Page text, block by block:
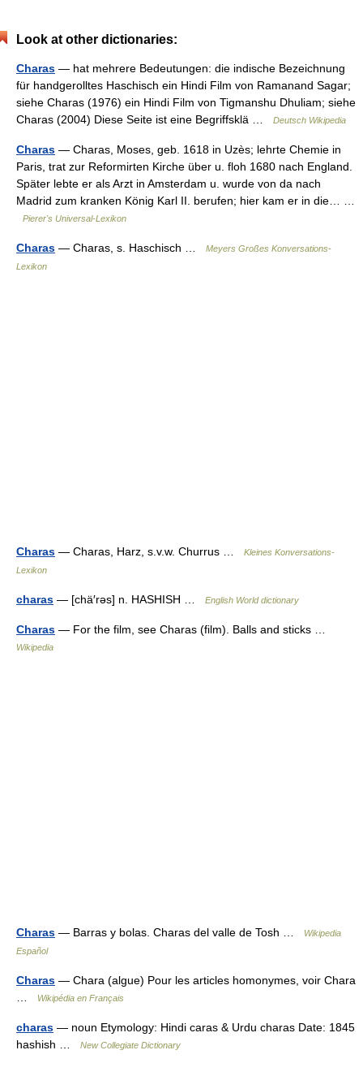
Look at other dictionaries:
Charas — hat mehrere Bedeutungen: die indische Bezeichnung
für handgerolltes Haschisch ein Hindi Film von Ramanand Sagar;
siehe Charas (1976) ein Hindi Film von Tigmanshu Dhuliam; siehe
Charas (2004) Diese Seite ist eine Begriffsklä …
Deutsch Wikipedia
Charas — Charas, Moses, geb. 1618 in Uzès; lehrte Chemie in
Paris, trat zur Reformirten Kirche über u. floh 1680 nach England.
Später lebte er als Arzt in Amsterdam u. wurde von da nach
Madrid zum kranken König Karl II. berufen; hier kam er in die… …
Pierer's Universal-Lexikon
Charas — Charas, s. Haschisch …
Meyers Großes Konversations-
Lexikon
Charas — Charas, Harz, s.v.w. Churrus …
Kleines Konversations-
Lexikon
charas — [chä′rəs] n. HASHISH … English World dictionary
Charas — For the film, see Charas (film). Balls and sticks …
Wikipedia
Charas — Barras y bolas. Charas del valle de Tosh …
Wikipedia
Español
Charas — Chara (algue) Pour les articles homonymes, voir Chara
Wikipédia en Français
charas — noun Etymology: Hindi caras & Urdu charas Date: 1845
hashish …
New Collegiate Dictionary